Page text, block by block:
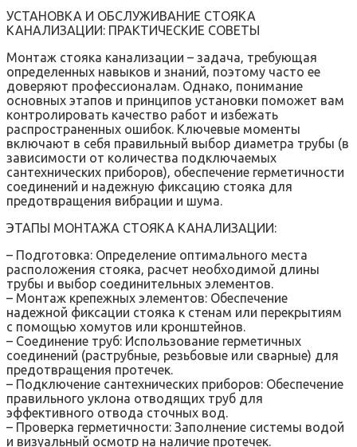
УСТАНОВКА И ОБСЛУЖИВАНИЕ СТОЯКА
КАНАЛИЗАЦИИ: ПРАКТИЧЕСКИЕ СОВЕТЫ
Монтаж стояка канализации – задача‚ требующая
определенных навыков и знаний‚ поэтому часто ее
доверяют профессионалам. Однако‚ понимание
основных этапов и принципов установки поможет вам
контролировать качество работ и избежать
распространенных ошибок. Ключевые моменты
включают в себя правильный выбор диаметра трубы (в
зависимости от количества подключаемых
сантехнических приборов)‚ обеспечение герметичности
соединений и надежную фиксацию стояка для
предотвращения вибрации и шума.
ЭТАПЫ МОНТАЖА СТОЯКА КАНАЛИЗАЦИИ:
– Подготовка: Определение оптимального места
расположения стояка‚ расчет необходимой длины
трубы и выбор соединительных элементов.
– Монтаж крепежных элементов: Обеспечение
надежной фиксации стояка к стенам или перекрытиям
с помощью хомутов или кронштейнов.
– Соединение труб: Использование герметичных
соединений (раструбные‚ резьбовые или сварные) для
предотвращения протечек.
– Подключение сантехнических приборов: Обеспечение
правильного уклона отводящих труб для
эффективного отвода сточных вод.
– Проверка герметичности: Заполнение системы водой
и визуальный осмотр на наличие протечек.